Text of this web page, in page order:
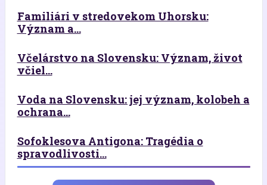
Familiári v stredovekom Uhorsku:
Význam a...
Včelárstvo na Slovensku: Význam, život
včiel...
Voda na Slovensku: jej význam, kolobeh a
ochrana...
Sofoklesova Antigona: Tragédia o
spravodlivosti...